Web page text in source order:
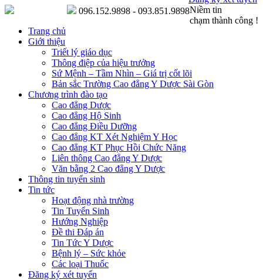
Niềm tin
chạm thành công !
096.152.9898 - 093.851.9898
Trang chủ
Giới thiệu
Triết lý giáo dục
Thông điệp của hiệu trưởng
Sứ Mệnh – Tầm Nhìn – Giá trị cốt lõi
Bản sắc Trường Cao đẳng Y Dược Sài Gòn
Chương trình đào tạo
Cao đẳng Dược
Cao đẳng Hộ Sinh
Cao đẳng Điều Dưỡng
Cao đẳng KT Xét Nghiệm Y Học
Cao đẳng KT Phục Hồi Chức Năng
Liên thông Cao đẳng Y Dược
Văn bằng 2 Cao đẳng Y Dược
Thông tin tuyển sinh
Tin tức
Hoạt động nhà trường
Tin Tuyển Sinh
Hướng Nghiệp
Đề thi Đáp án
Tin Tức Y Dược
Bệnh lý – Sức khỏe
Các loại Thuốc
Đăng ký xét tuyển